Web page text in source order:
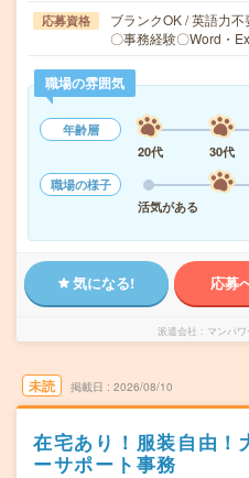
応募資格
ブランクOK / 英語力不
〇事務経験〇Word・
職場の雰囲気
年齢層
20代
30代
職場の様子
活気がある
気になる! 応募
派遣会社 マンパ
未読 掲載日 2026/08/10
在宅あり！服装自由！
ーサポート事務